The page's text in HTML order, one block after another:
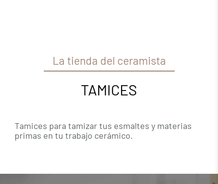
La tienda del ceramista
TAMICES
Tamices para tamizar tus esmaltes y materias
primas en tu trabajo cerámico.